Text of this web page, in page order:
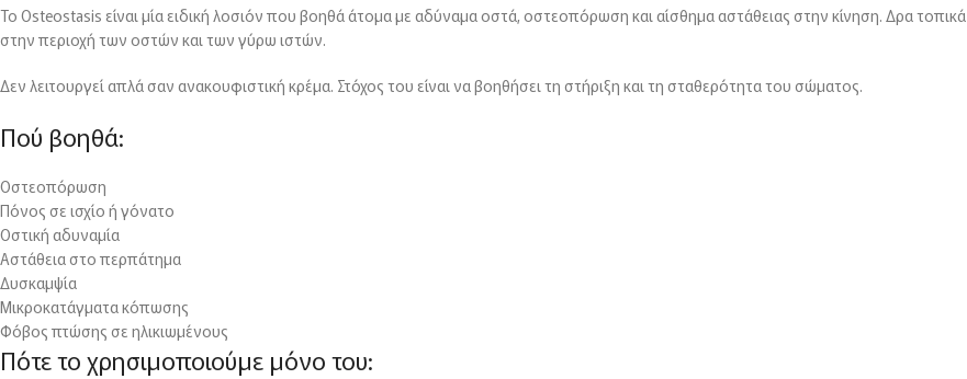
Το Osteostasis είναι μία ειδική λοσιόν που βοηθά άτομα με αδύναμα οστά, οστεοπόρωση και αίσθημα αστάθειας στην κίνηση. Δρα τοπικά
στην περιοχή των οστών και των γύρω ιστών.
Δεν λειτουργεί απλά σαν ανακουφιστική κρέμα. Στόχος του είναι να βοηθήσει τη στήριξη και τη σταθερότητα του σώματος.
Πού βοηθά:
Οστεοπόρωση
Πόνος σε ισχίο ή γόνατο
Οστική αδυναμία
Αστάθεια στο περπάτημα
Δυσκαμψία
Μικροκατάγματα κόπωσης
Φόβος πτώσης σε ηλικιωμένους
Πότε το χρησιμοποιούμε μόνο του: